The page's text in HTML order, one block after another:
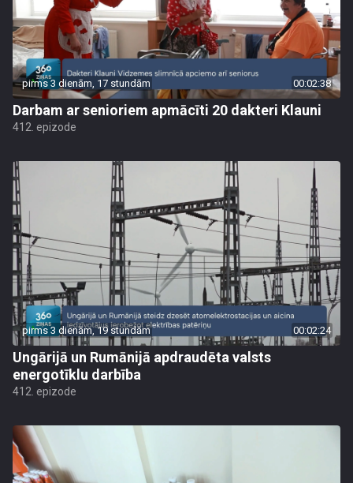
pirms 3 dienām, 17 stundām 00:02:38
Darbam ar senioriem apmācīti 20 dakteri Klauni
412. epizode
pirms 3 dienām, 19 stundām 00:02:24
Ungārijā un Rumānijā apdraudēta valsts
energotīklu darbība
412. epizode